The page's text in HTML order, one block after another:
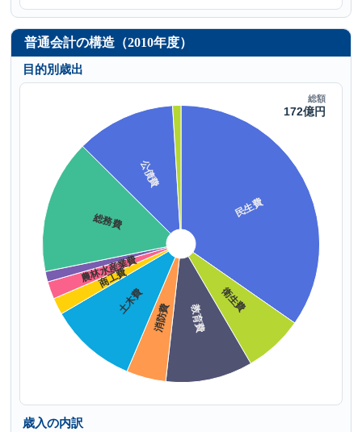
普通会計の構造（2010年度）
目的別歳出
歳入の内訳